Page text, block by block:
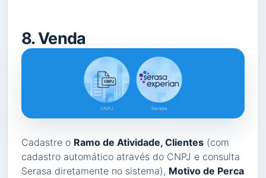
8. Venda
Cadastre o Ramo de Atividade, Clientes (com
cadastro automático através do CNPJ e consulta
Serasa diretamente no sistema), Motivo de Perca